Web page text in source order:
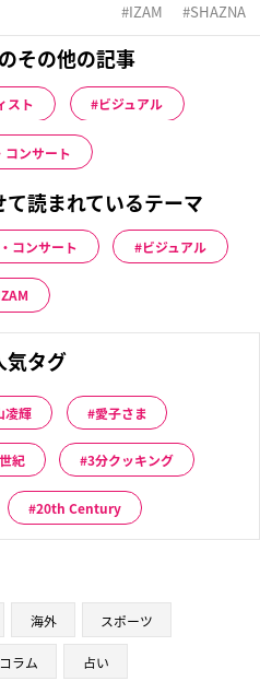
IZAM SHAZNA
その他の記事
スト ビジュアル
コンサート
て読まれているテーマ
コンサート ビジュアル
気タグ
凌輝 愛子さま
紀 3分クッキング
20th Century
海外 スポーツ
コラム 占い